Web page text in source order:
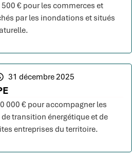
€ pour les commerces et
par les inondations et situés
31 décembre 2025
000 € pour accompagner les
transition énergétique et de
entreprises du territoire.